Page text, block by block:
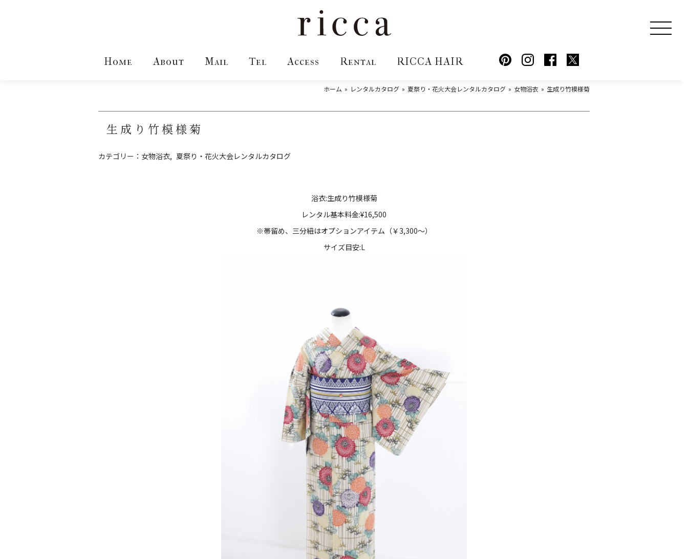
Home About Mail Tel Access Rental RICCA HAIR
ホーム レンタルカタログ 夏祭り・花火大会レンタルカタログ 女物浴衣 生成り竹模様菊
生成り竹模様菊
カテゴリー： 女物浴衣 夏祭り・花火大会レンタルカタログ
浴衣:生成り竹模様菊
レンタル基本料金:¥16,500
※帯留め、三分紐はオプションアイテム（￥3,300～）
サイズ目安:L